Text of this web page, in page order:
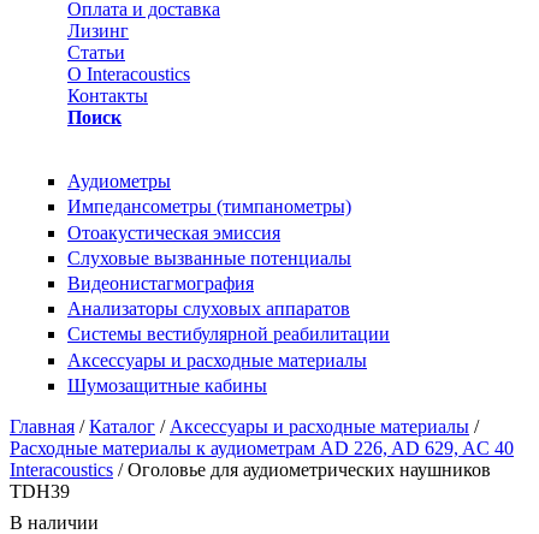
Оплата и доставка
Лизинг
Статьи
О Interacoustics
Контакты
Поиск
Аудиометры
Импедансометры (тимпанометры)
Отоакустическая эмиссия
Cлуховые вызванные потенциалы
Видеонистагмография
Анализаторы слуховых аппаратов
Системы вестибулярной реабилитации
Аксессуары и расходные материалы
Шумозащитные кабины
Вы здесь
Главная /Каталог / Аксессуары и расходные материалы /
Расходные материалы к аудиометрам AD 226, AD 629, AC 40
Interacoustics / Оголовье для аудиометрических наушников
TDH39
В наличии